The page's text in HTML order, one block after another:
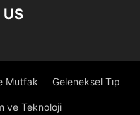
US
Mutfak Geleneksel Tıp
ve Teknoloji